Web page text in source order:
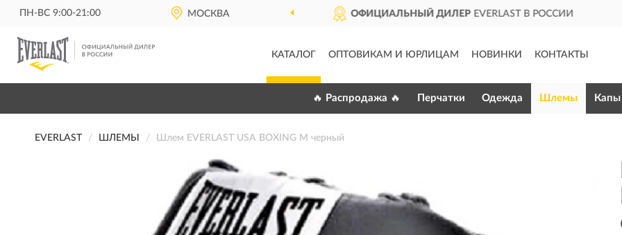
ПН-ВС 9:00-21:00 МОСКВА
ОФИЦИАЛЬНЫЙ ДИЛЕР EVERLAST В РОССИИ
КАТАЛОГ ОПТОВИКАМ И ЮРЛИЦАМ НОВИНКИ КОНТАКТЫ
🔥 Распродажа 🔥 Перчатки Одежда Шлемы Капы
EVERLAST ШЛЕМЫ Шлем EVERLAST USA BOXING M черный